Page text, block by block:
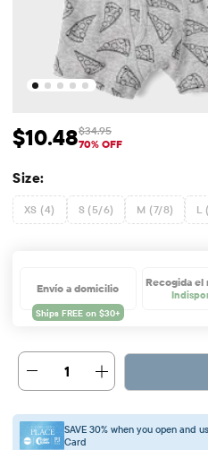
Precio de venta: $10.48
$10.48 Precio original:
$34.95
70% OFF
Size:
XS (4) S (5/6) M (7/8) L
Envío a domicilio Recogida el
1
SAVE 30% when you open and
Card